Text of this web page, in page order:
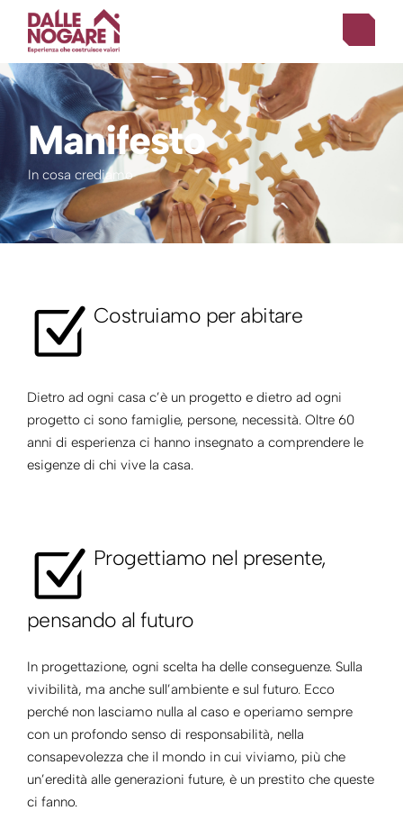
Manifesto
In cosa crediamo
Costruiamo per abitare
Dietro ad ogni casa c’è un progetto e dietro ad ogni
progetto ci sono famiglie, persone, necessità. Oltre 60
anni di esperienza ci hanno insegnato a comprendere le
esigenze di chi vive la casa.
Progettiamo nel presente,
pensando al futuro
In progettazione, ogni scelta ha delle conseguenze. Sulla
vivibilità, ma anche sull’ambiente e sul futuro. Ecco
perché non lasciamo nulla al caso e operiamo sempre
con un profondo senso di responsabilità, nella
consapevolezza che il mondo in cui viviamo, più che
un’eredità alle generazioni future, è un prestito che queste
ci fanno.